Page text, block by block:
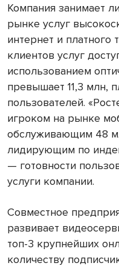
Компания занимает
рынке услуг
интернет и платного
клиентов услуг
использованием
превышает 11,3 млн,
пользователей.
игроком на рынке
обслуживающим 48
лидирующим по
— готовности
услуги компании.
Совместное
развивает
топ-3 крупнейших
количеству